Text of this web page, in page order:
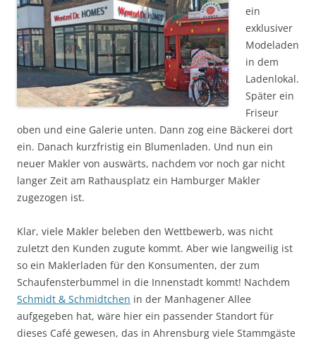
ein
exklusiver
Modeladen
in dem
Ladenlokal.
Später ein
Friseur
oben und eine Galerie unten. Dann zog eine Bäckerei dort
ein. Danach kurzfristig ein Blumenladen. Und nun ein
neuer Makler von auswärts, nachdem vor noch gar nicht
langer Zeit am Rathausplatz ein Hamburger Makler
zugezogen ist.
Klar, viele Makler beleben den Wettbewerb, was nicht
zuletzt den Kunden zugute kommt. Aber wie langweilig ist
so ein Maklerladen für den Konsumenten, der zum
Schaufensterbummel in die Innenstadt kommt! Nachdem
Schmidt & Schmidtchen in der Manhagener Allee
aufgegeben hat, wäre hier ein passender Standort für
dieses Café gewesen, das in Ahrensburg viele Stammgäste